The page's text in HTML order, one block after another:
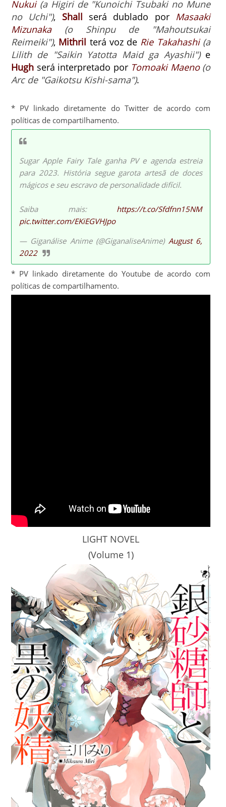
Nukui (a Higiri de "Kunoichi Tsubaki no Mune
no Uchi"), Shall será dublado por Masaaki
Mizunaka
(o Shinpu de "Mahoutsukai
Reimeiki"), Mithril terá voz de Rie Takahashi (a
Lilith de "Saikin Yatotta Maid ga Ayashii")e
Hugh será interpretado por Tomoaki Maeno (o
Arc de "Gaikotsu Kishi-sama").
* PV linkado diretamente do Twitter de acordo com
políticas de compartilhamento.
Sugar Apple Fairy Tale ganha PV e agenda estreia
para 2023. História segue garota artesã de doces
mágicos e seu escravo de personalidade difícil.
Saiba mais: https://t.co/Sfdfnn15NM
pic.twitter.com/EKiEGVHJpo
— Giganálise Anime (@GiganaliseAnime) August 6,
2022
* PV linkado diretamente do Youtube de acordo com
políticas de compartilhamento.
LIGHT NOVEL
(Volume 1)